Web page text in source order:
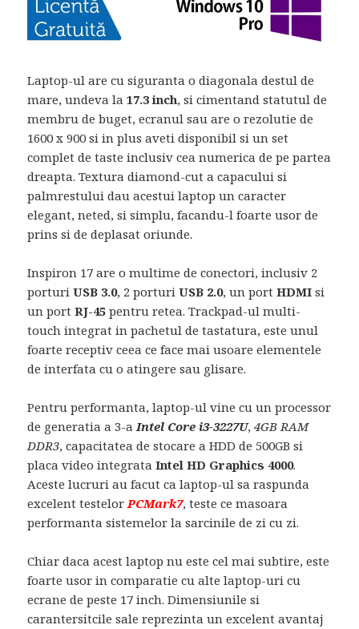
Laptop-ul are cu siguranta o diagonala destul de
mare, undeva la17.3 inch, si cimentand statutul de
membru de buget, ecranul sau are o rezolutie de
1600 x 900 si in plus aveti disponibil si un set
complet de taste inclusiv cea numerica de pe partea
dreapta. Textura diamond-cut a capacului si
palmrestului dau acestui laptop un caracter
elegant, neted, si simplu, facandu-l foarte usor de
prins si de deplasat oriunde.
Inspiron 17 are o multime de conectori, inclusiv 2
porturiUSB 3.0, 2 porturiUSB 2.0, un portHDMI si
un portRJ-45 pentru retea. Trackpad-ul multi-
touch integrat in pachetul de tastatura, este unul
foarte receptiv ceea ce face mai usoare elementele
de interfata cu o atingere sau glisare.
Pentru performanta, laptop-ul vine cu un processor
de generatia a 3-aIntel Core i3-3227U,4GB RAM
DDR3, capacitatea de stocare a HDD de 500GB si
placa video integrataIntel HD Graphics 4000.
Aceste lucruri au facut ca laptop-ul sa raspunda
excelent testelorPCMark7, teste ce masoara
performanta sistemelor la sarcinile de zi cu zi.
Chiar daca acest laptop nu este cel mai subtire, este
foarte usor in comparatie cu alte laptop-uri cu
ecrane de peste 17 inch. Dimensiunile si
carantersitcile sale reprezinta un excelent avantaj